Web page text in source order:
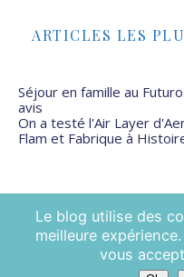
ARTICLES LES
Séjour en famille au
avis
On a testé l'Air Layer
Flam et Fabrique à
Mamans
Le blog utilise des
meilleure
vous